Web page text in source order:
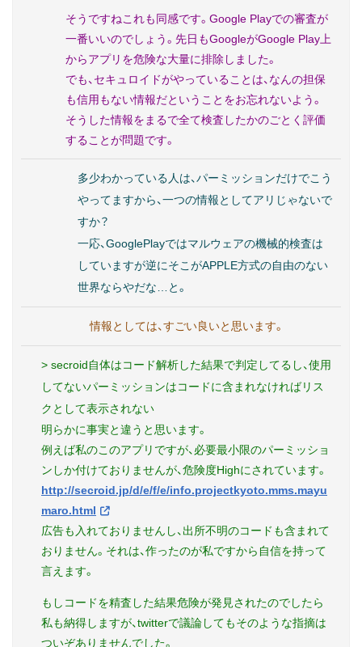
そうですねこれも同感です。Google Playでの審査が
一番いいのでしょう。先日もGoogleがGoogle Play上
からアプリを危険な大量に排除しました。
でも、セキュロイドがやっていることは、なんの担保
も信用もない情報だということをお忘れないよう。
そうした情報をまるで全て検査したかのごとく評価
することが問題です。
多少わかっている人は、パーミッションだけでこう
やってますから、一つの情報としてアリじゃないで
すか？
一応、GooglePlayではマルウェアの機械的検査は
していますが逆にそこがAPPLE方式の自由のない
世界ならやだな…と。
情報としては、すごい良いと思います。
> secroid自体はコード解析した結果で判定してるし、使用
してないパーミッションはコードに含まれなければリス
クとして表示されない
明らかに事実と違うと思います。
例えば私のこのアプリですが、必要最小限のパーミッショ
ンしか付けておりませんが、危険度Highにされています。
http://secroid.jp/d/e/f/e/info.projectkyoto.mms.mayu
maro.html
広告も入れておりませんし、出所不明のコードも含まれて
おりません。それは、作ったのが私ですから自信を持って
言えます。
もしコードを精査した結果危険が発見されたのでしたら
私も納得しますが、twitterで議論してもそのような指摘は
ついぞありませんでした。